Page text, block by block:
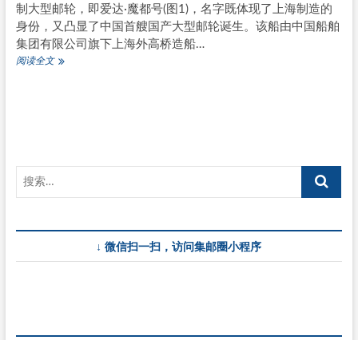
地
崇
明
长
兴
制大型邮轮，即爱达·魔都号(图1)，名字既体现了上海制造的
身份，又凸显了中国首艘国产大型邮轮诞生。该船由中国船舶
集团有限公司旗下上海外高桥造船…
阅读全文《中
原
浦
↓ 微信扫一扫，访问集邮圈小程序